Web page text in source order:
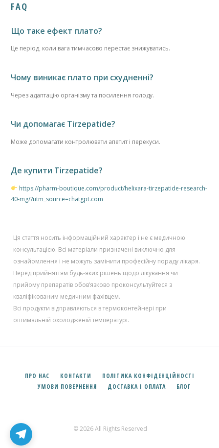
FAQ
Що таке ефект плато?
Це період, коли вага тимчасово перестає знижуватись.
Чому виникає плато при схудненні?
Через адаптацію організму та посилення голоду.
Чи допомагає Tirzepatide?
Може допомагати контролювати апетит і перекуси.
Де купити Tirzepatide?
https://pharm-boutique.com/product/helixara-tirzepatide-research-
40-mg/?utm_source=chatgpt.com
Ця стаття носить інформаційний характер і не є медичною
консультацією. Всі матеріали призначені виключно для
ознайомлення і не можуть замінити професійну пораду лікаря.
Перед прийняттям будь-яких рішень щодо лікування чи
прийому препаратів обов’язково проконсультуйтеся з
кваліфікованим медичним фахівцем.
Всі продукти відправляються в термоконтейнері при
оптимальній охолодженій температурі.
ПРО НАС КОНТАКТИ
ПОЛІТИКА КОНФІДЕНЦІЙНОСТІ
УМОВИ ПОВЕРНЕННЯ
ДОСТАВКА І ОПЛАТА БЛОГ
© 2026 All Rights Reserved
Підпишись на наш Telegram